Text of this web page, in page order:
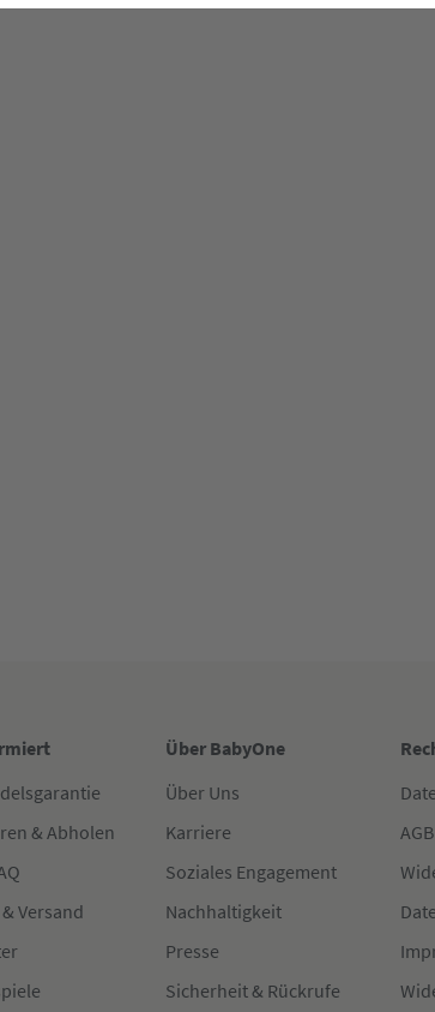
& Abholen
Versand
Über BabyOne
Über Uns
Karriere
Soziales Engagement
Nachhaltigkeit
Presse
Sicherheit & Rückrufe
AGB